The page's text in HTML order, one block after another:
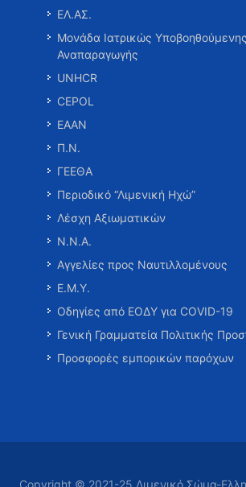
ΕΛ.ΑΣ.
Μονάδα Ιατρικώς Υποβοηθούμενης
Αναπαραγωγής
UNHCR
CEPOL
ΕΑΑΝ
Π.Ν.
ΓΕΕΘΑ
Περιοδικό “Λιμενική Ηχώ”
Λέσχη Αξιωματικών
Ν.Ν.Α.
Αγγελίες προς Ναυτιλλομένους
Ε.Μ.Υ.
Οδηγίες από ΕΟΔΥ για COVID-19
Γενική Γραμματεία Πολιτικής
Προσφορές εμπορικών παρόχων